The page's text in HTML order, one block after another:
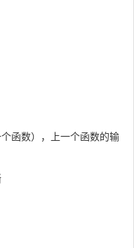
函数），上一个函数的输